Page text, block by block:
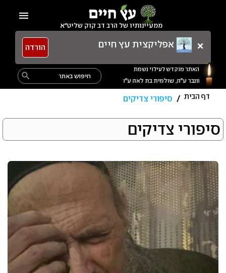
content
ממעיינותיו של הרב דב קוק שליט"א
menu
× אפליקצית עץ חיים הורדה
Search
for:
search
האתר מוקדש לעילוי נשמת
דף הבית / סיפורי צדיקים
קטגוריה:
סיפורי
צדיקים
סיפורי צדיקים